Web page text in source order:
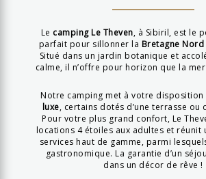
Le camping Le Theven, à Sibiril, est le
parfait pour sillonner la Bretagne
Situé dans un jardin botanique et
calme, il n’offre pour horizon que la
Notre camping met à votre disposition
luxe, certains dotés d’une terrasse ou
Pour votre plus grand confort, Le
locations 4 étoiles aux adultes et réunit
services haut de gamme, parmi
gastronomique. La garantie d’un
dans un décor de rêve !